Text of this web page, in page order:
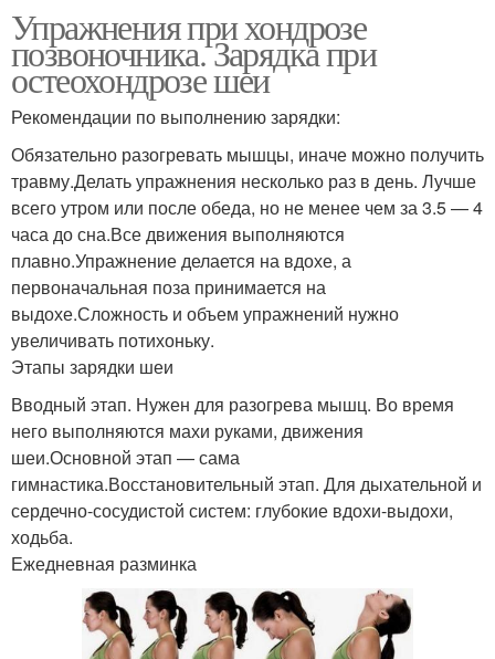
Упражнения при хондрозе
позвоночника. Зарядка при
остеохондрозе шеи
Рекомендации по выполнению зарядки:
Обязательно разогревать мышцы, иначе можно получить
травму.Делать упражнения несколько раз в день. Лучше
всего утром или после обеда, но не менее чем за 3.5 — 4
часа до сна.Все движения выполняются
плавно.Упражнение делается на вдохе, а
первоначальная поза принимается на
выдохе.Сложность и объем упражнений нужно
увеличивать потихоньку.
Этапы зарядки шеи
Вводный этап. Нужен для разогрева мышц. Во время
него выполняются махи руками, движения
шеи.Основной этап — сама
гимнастика.Восстановительный этап. Для дыхательной и
сердечно-сосудистой систем: глубокие вдохи-выдохи,
ходьба.
Ежедневная разминка